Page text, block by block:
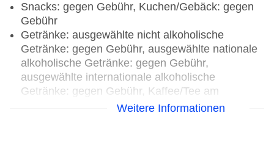
Snacks: gegen Gebühr, Kuchen/Gebäck: gegen
Gebühr
Getränke: ausgewählte nicht alkoholische
Getränke: gegen Gebühr, ausgewählte nationale
alkoholische Getränke: gegen Gebühr,
ausgewählte internationale alkoholische
Getränke: gegen Gebühr, Kaffee/Tee am
Nachmittag: gegen GebührWeitere Informationen